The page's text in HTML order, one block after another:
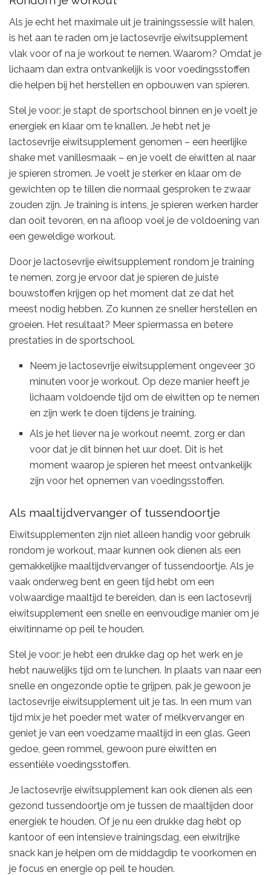
Als je echt het maximale uit je trainingssessie wilt halen,
is het aan te raden om je lactosevrije eiwitsupplement
vlak voor of na je workout te nemen. Waarom? Omdat je
lichaam dan extra ontvankelijk is voor voedingsstoffen
die helpen bij het herstellen en opbouwen van spieren.
Stel je voor: je stapt de sportschool binnen en je voelt je
energiek en klaar om te knallen. Je hebt net je
lactosevrije eiwitsupplement genomen – een heerlijke
shake met vanillesmaak – en je voelt de eiwitten al naar
je spieren stromen. Je voelt je sterker en klaar om de
gewichten op te tillen die normaal gesproken te zwaar
zouden zijn. Je training is intens, je spieren werken harder
dan ooit tevoren, en na afloop voel je de voldoening van
een geweldige workout.
Door je lactosevrije eiwitsupplement rondom je training
te nemen, zorg je ervoor dat je spieren de juiste
bouwstoffen krijgen op het moment dat ze dat het
meest nodig hebben. Zo kunnen ze sneller herstellen en
groeien. Het resultaat? Meer spiermassa en betere
prestaties in de sportschool.
Neem je lactosevrije eiwitsupplement ongeveer 30
minuten voor je workout. Op deze manier heeft je
lichaam voldoende tijd om de eiwitten op te nemen
en zijn werk te doen tijdens je training.
Als je het liever na je workout neemt, zorg er dan
voor dat je dit binnen het uur doet. Dit is het
moment waarop je spieren het meest ontvankelijk
zijn voor het opnemen van voedingsstoffen.
Als maaltijdvervanger of tussendoortje
Eiwitsupplementen zijn niet alleen handig voor gebruik
rondom je workout, maar kunnen ook dienen als een
gemakkelijke maaltijdvervanger of tussendoortje. Als je
vaak onderweg bent en geen tijd hebt om een
volwaardige maaltijd te bereiden, dan is een lactosevrij
eiwitsupplement een snelle en eenvoudige manier om je
eiwitinname op peil te houden.
Stel je voor: je hebt een drukke dag op het werk en je
hebt nauwelijks tijd om te lunchen. In plaats van naar een
snelle en ongezonde optie te grijpen, pak je gewoon je
lactosevrije eiwitsupplement uit je tas. In een mum van
tijd mix je het poeder met water of melkvervanger en
geniet je van een voedzame maaltijd in een glas. Geen
gedoe, geen rommel, gewoon pure eiwitten en
essentiële voedingsstoffen.
Je lactosevrije eiwitsupplement kan ook dienen als een
gezond tussendoortje om je tussen de maaltijden door
energiek te houden. Of je nu een drukke dag hebt op
kantoor of een intensieve trainingsdag, een eiwitrijke
snack kan je helpen om de middagdip te voorkomen en
je focus en energie op peil te houden.